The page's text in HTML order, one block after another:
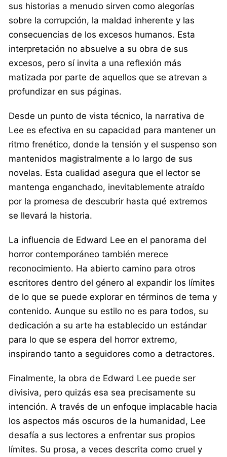
sus historias a menudo sirven como alegorías
sobre la corrupción, la maldad inherente y las
consecuencias de los excesos humanos. Esta
interpretación no absuelve a su obra de sus
excesos, pero sí invita a una reflexión más
matizada por parte de aquellos que se atrevan a
profundizar en sus páginas.
Desde un punto de vista técnico, la narrativa de
Lee es efectiva en su capacidad para mantener un
ritmo frenético, donde la tensión y el suspenso son
mantenidos magistralmente a lo largo de sus
novelas. Esta cualidad asegura que el lector se
mantenga enganchado, inevitablemente atraído
por la promesa de descubrir hasta qué extremos
se llevará la historia.
La influencia de Edward Lee en el panorama del
horror contemporáneo también merece
reconocimiento. Ha abierto camino para otros
escritores dentro del género al expandir los límites
de lo que se puede explorar en términos de tema y
contenido. Aunque su estilo no es para todos, su
dedicación a su arte ha establecido un estándar
para lo que se espera del horror extremo,
inspirando tanto a seguidores como a detractores.
Finalmente, la obra de Edward Lee puede ser
divisiva, pero quizás esa sea precisamente su
intención. A través de un enfoque implacable hacia
los aspectos más oscuros de la humanidad, Lee
desafía a sus lectores a enfrentar sus propios
límites. Su prosa, a veces descrita como cruel y